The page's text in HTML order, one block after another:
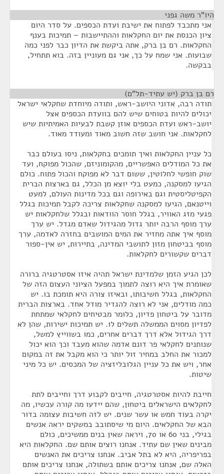
היו"ר משה גפני
אני מתכבד לפתוח את ישיבת ועדת הכספים. על סדר היום
ציון הכנסת את יום החקלאות וההתיישבות – תמיכות בענף
החקלאות. רם בן ברק, אתה ביקשת את הדיון כבר לפני כמה
שבועות. אני שמח על כך, אני גם מעוניין בזה. בוא תתחיל,
בבקשה.
רם בן ברק (יש עתיד-תל"ם)
תודה רבה, אדוני היושב-ראש, ותודה מיוחדת שחקלאי ישראל
יכולים להיות בטוחים שיש להם בוועדת הכספים אצל
יושב-ראש ועדת הכספים אוזן קשבת לבעיות האמיתיות שיש
לחקלאות. אני חושב שזה חשוב מאוד ומעודד מאוד.
כל עניין החקלאות ואיך תומכים בחקלאות, ניסו בעולם כבר
את כל המודלים האפשריים, מהקומוניזם, שהכול מפוקח, ועד
שוק חופשי לחלוטין, ששום דבר לא מפוקח והכול פתוח. כולם
הגיעו למסקנה, כמעט בלי יוצא מן הכלל, גם בארצות הברית
הקפיטליסטית וגם באירופה וגם בכל מדינות העולם, למעט
וייטנאם, הגיעו למסקנה שחקלאות צריכה לקבל תמיכות בגלל
פגעי מזג האוויר, בגלל חוסר הוודאות ובגלל שלחקלאות יש
ערך מוסף הרבה יותר גדול מהגידול שאדם מגדל. יש ערך
מוסף איך אתה מחזיר את המים המושבים בחזרה לאדמה, ערך
מוסף בביטחון מזון לתושבי המדינה, בתיירות, יש אין-ספור
דברים שקשורים לחקלאות.
לכן הגיע הזמן שלמדינת ישראל תהיה איזו אסטרטגיה ברורה
שאומרת איך היא רוצה לתמוך במפעל הציוני העצום הזה של
החקלאות, בגלל חשיבותו, ובאיזו צורה היא תומכת בו. יש
כמה מודלים, אני לא רוצה להגדיר מודל אחד. בארצות הברית
מדובר על ביטחון פדיון, כלומר מבטיחים לחקלאי שמתחת
לפדיון מסוים הממשלה תשלים לו. יש תמיכות ישירות, שהן לא
דרך הגידול אלא דרך דברים אחרים, כמו בשווייץ למשל,
שנותנים לחקלאי פר דונם אדמה שהוא מעבד וכך הוא יכול
למכור את החלב במחיר זול יותר כי הוא מקבל את זה במקום
אחר, ויש את כל עניין הגלובליזציה של המכסים. יש כל מיני
שיטות.
חייבת להיות אסטרטגיה, חייבים לקבוע דרך וחייבים לתת
לחקלאים הישראלים ביטחון, שהם יידעו מה קורה עכשיו, מה
יקרה בעוד חמש או עשר שנים. יש לזה חשיבות עצומה בדור
הבא של החקלאים. היום מי שיסתובב במשקים יראה אנשים
בגילי, בני 60 או 70, ויראה שאין בנים ממשיכים, כולם
מבינים שאין שם עתיד. אנחנו רוצים אותם שם. החקלאות היא
בפריפריה, היא לא בתל אביב. אנחנו צריכים את האנשים
האלה שם, אנחנו צריכים אותם בשתולה, אנחנו צריכים אותם